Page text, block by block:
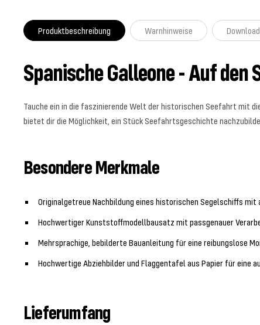
Produktbeschreibung Warnhinweise
Spanische Galleone - Auf
Tauche ein in die faszinierende Welt der historischen Seefahrt mit
bietet dir die Möglichkeit, ein Stück Seefahrtsgeschichte
Besondere Merkmale
Originalgetreue Nachbildung eines historischen Segelschiffs
Hochwertiger Kunststoffmodellbausatz mit passgenauer
Mehrsprachige, bebilderte Bauanleitung für eine reibungslose
Hochwertige Abziehbilder und Flaggentafel aus Papier für eine
Lieferumfang